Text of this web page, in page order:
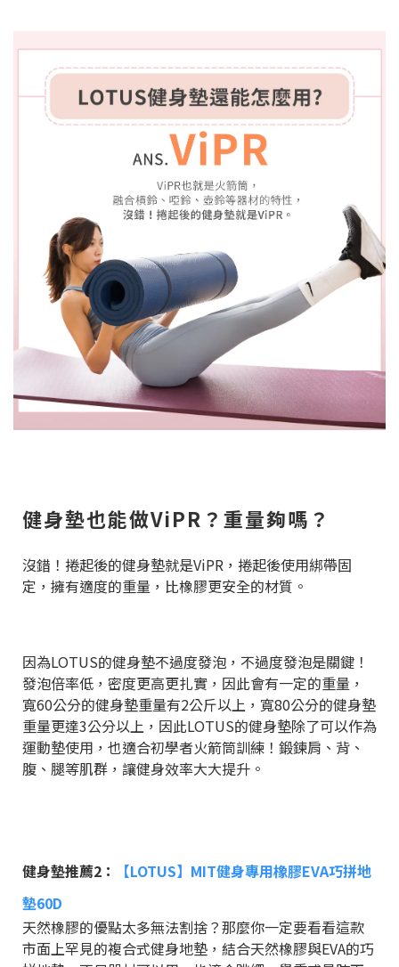
健身墊也能做ViPR？重量夠嗎？
沒錯！捲起後的健身墊就是ViPR，捲起後使用綁帶固
定，擁有適度的重量，比橡膠更安全的材質。
因為LOTUS的健身墊不過度發泡，不過度發泡是關鍵！
發泡倍率低，密度更高更扎實，因此會有一定的重量，
寬60公分的健身墊重量有2公斤以上，寬80公分的健身墊
重量更達3公分以上，因此LOTUS的健身墊除了可以作為
運動墊使用，也適合初學者火箭筒訓練！鍛鍊肩、背、
腹、腿等肌群，讓健身效率大大提升。
健身墊推薦2：
【LOTUS】MIT健身專用橡膠EVA巧拼地
墊60D
天然橡膠的優點太多無法割捨？那麼你一定要看看這款
市面上罕見的複合式健身地墊，結合天然橡膠與EVA的巧